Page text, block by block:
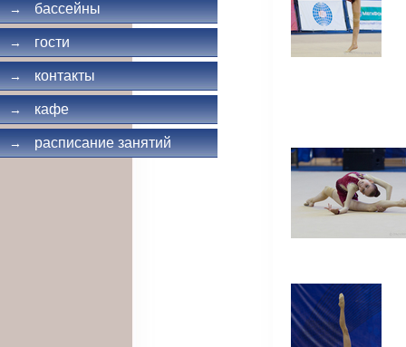
→ бассейны
→ гости
→ контакты
→ кафе
→ расписание занятий